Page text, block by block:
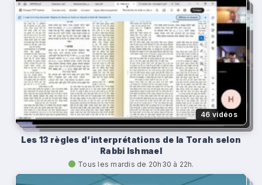
46 vidéos
Les 13 règles d’interprétations de la Torah selon
Rabbi Ishmael
Tous les mardis de 20h30 à 22h.